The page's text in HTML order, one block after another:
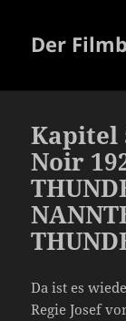
Der
Kapitel
Noir
Da ist es
Regie Josef